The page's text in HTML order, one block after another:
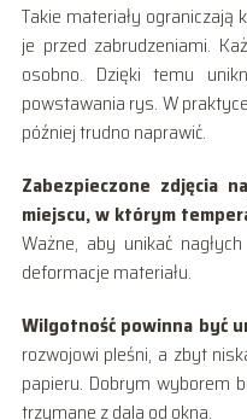
Takie materiały ograniczają
je przed zabrudzeniami.
osobno. Dzięki temu
powstawania rys. W
później trudno naprawić.
Zabezpieczone zdjęcia
miejscu, w którym
Ważne, aby unikać
deformacje materiału.
Wilgotność powinna być
rozwojowi pleśni, a zbyt
papieru. Dobrym wyborem
trzymane z dala od okna.